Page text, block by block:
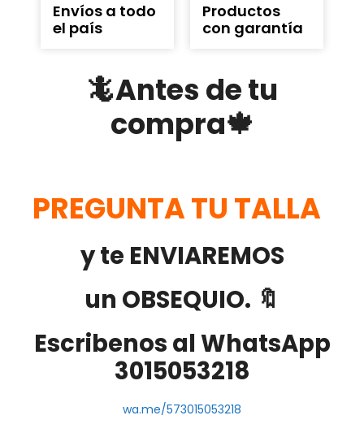
Envíos a todo
el país
Productos
con garantía
🦎Antes de tu
compra🍁
PREGUNTA TU TALLA
y te ENVIAREMOS
un OBSEQUIO. 🔖
Escribenos al WhatsApp
3015053218
wa.me/573015053218